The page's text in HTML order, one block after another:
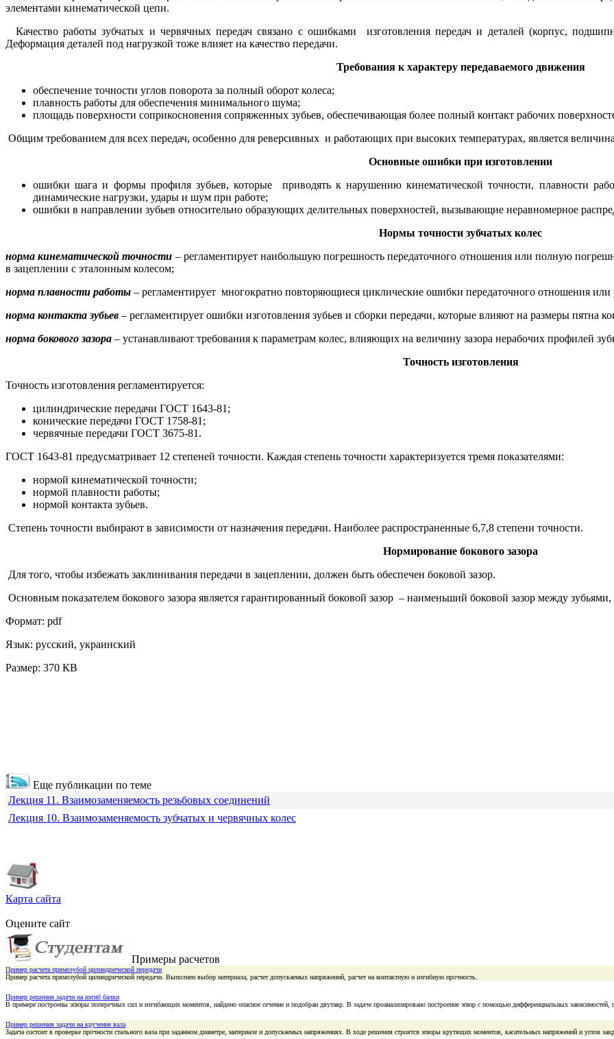
элементами кинематической цепи.
Качество работы зубчатых и червячных передач связано с ошибками изготовления передач и деталей (корпус,
Деформация деталей под нагрузкой тоже влияет на качество передачи.
Требования к характеру передаваемого движения
обеспечение точности углов поворота за полный оборот колеса;
плавность работы для обеспечения минимального шума;
площадь поверхности соприкосновения сопряженных зубьев, обеспечивающая более полный контакт рабочих
Общим требованием для всех передач, особенно для реверсивных и работающих при высоких температурах, является
Основные ошибки при изготовлении
ошибки шага и формы профиля зубьев, которые приводять к нарушению кинематической точности, плавности
динамические нагрузки, удары и шум при работе;
ошибки в направлении зубьев относительно образующих делительных поверхностей, вызывающие неравномерное
Нормы точности зубчатых колес
норма кинематической точности – регламентирует наибольшую погрешность передаточного отношения или полную
в зацеплении с эталонным колесом;
норма плавности работы – регламентирует многократно повторяющиеся циклические ошибки передаточного отношения или
норма контакта зубьев – регламентирует ошибки изготовления зубьев и сборки передачи, которые влияют на размеры пятна
норма бокового зазора – устанавливают требования к параметрам колес, влияющих на величину зазора нерабочих профилей
Точность изготовления
Точность изготовления регламентируется:
цилиндрические передачи ГОСТ 1643-81;
конические передачи ГОСТ 1758-81;
червячные передачи ГОСТ 3675-81.
ГОСТ 1643-81 предусматривает 12 степеней точности. Каждая степень точности характеризуется тремя показателями:
нормой кинематической точности;
нормой плавности работы;
нормой контакта зубьев.
Степень точности выбирают в зависимости от назначения передачи. Наиболее распространенные 6,7,8 степени точности.
Нормирование бокового зазора
Для того, чтобы избежать заклинивания передачи в зацеплении, должен быть обеспечен боковой зазор.
Основным показателем бокового зазора является гарантированный боковой зазор – наименьший боковой зазор между
Формат: pdf
Язык: русский, украинский
Размер: 370 КВ
Еще публикации по теме
Лекция 11. Взаимозаменяемость резьбовых соединений
Лекция 10. Взаимозаменяемость зубчатых и червячных колес
Карта сайта
Оцените сайт
Примеры расчетов
Пример расчета прямозубой цилиндрической передачи
Пример расчета прямозубой цилиндрической передачи. Выполнен выбор материала, расчет допускаемых напряжений, расчет на контактную и изгибную прочность.
Пример решения задачи на изгиб балки
В примере построены эпюры поперечных сил и изгибающих моментов, найдено опасное сечение и подобран двутавр. В задаче проанализировано построение эпюр с помощью дифференциальных зависимостей,
Пример решения задачи на кручение вала
Задача состоит в проверке прочности стального вала при заданном диаметре, материале и допускаемых напряжениях. В ходе решения строятся эпюры крутящих моментов, касательных напряжений и углов